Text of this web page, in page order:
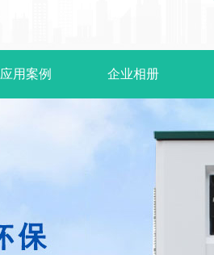
应用案例 企业相册